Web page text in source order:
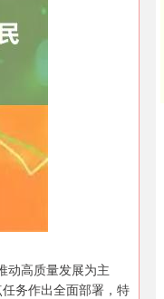
动高质量发展为主
务作出全面部署，特